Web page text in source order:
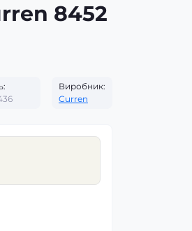
8452
Виробник:
Curren